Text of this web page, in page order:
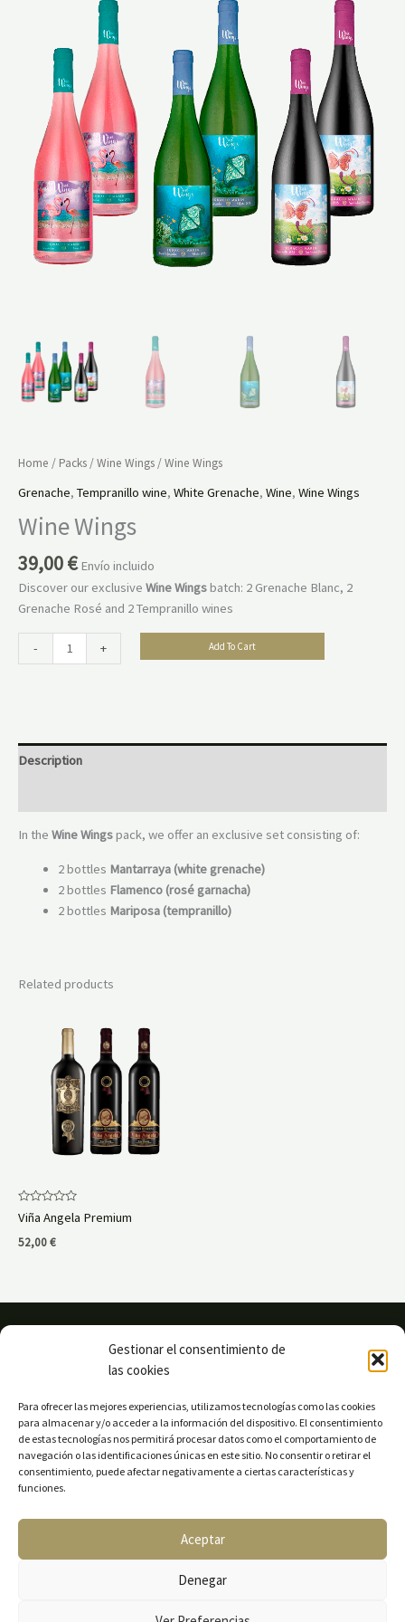
Gestionar el consentimiento de
las cookies
Para ofrecer las mejores experiencias, utilizamos tecnologías como las cookies
para almacenar y/o acceder a la información del dispositivo. El consentimiento
de estas tecnologías nos permitirá procesar datos como el comportamiento de
navegación o las identificaciones únicas en este sitio. No consentir o retirar el
consentimiento, puede afectar negativamente a ciertas características y
funciones.
Aceptar
Denegar
Home / Packs /Wine Wings / Wine Wings
Grenache, Tempranillo wine, White Grenache, Wine, Wine Wings
Wine Wings
39,00€ Envío incluido
Discover our exclusive Wine Wingsbatch: 2 Grenache Blanc, 2
Grenache Rosé and 2 Tempranillo wines
- + Add To Cart
Description
In the Wine Wingspack, we offer an exclusive set consisting of:
2 bottles Mantarraya (white grenache)
2 bottles Flamenco (rosé garnacha)
2 bottles Mariposa (tempranillo)
Related products
Rated
0
of
Viña Angela Premium
52,00€
Sitemap